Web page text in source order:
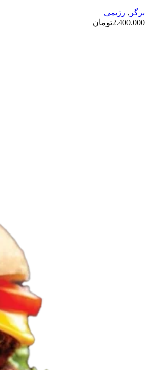
برگر , رژیمی
2.400.000تومان